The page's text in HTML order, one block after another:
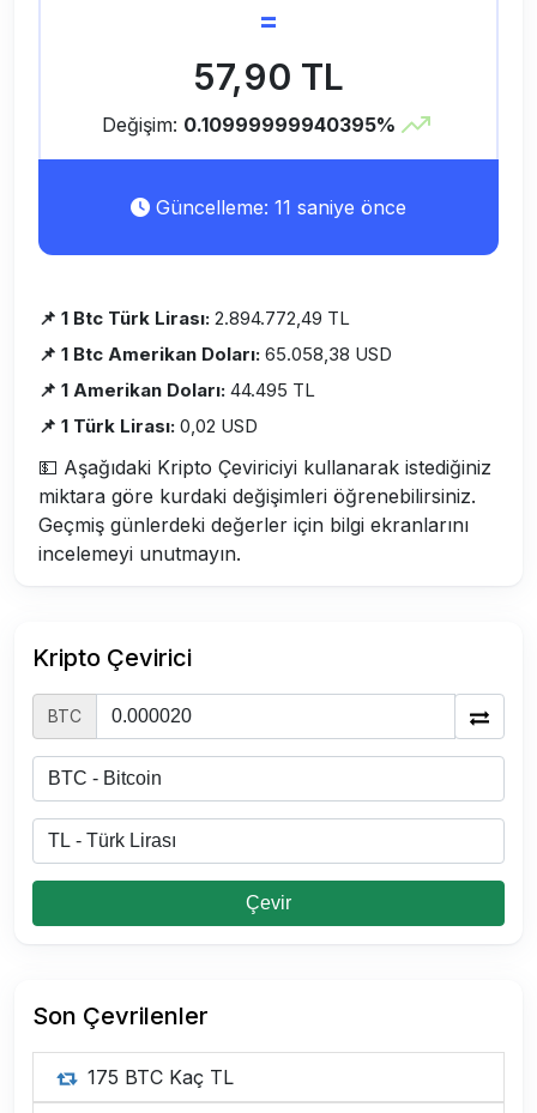
=
57,90 TL
Değişim: 0.10999999940395%
Güncelleme: 11 saniye önce
📌 1 Btc Türk Lirası: 2.894.772,49 TL
📌 1 Btc Amerikan Doları: 65.058,38 USD
📌 1 Amerikan Doları: 44.495 TL
📌 1 Türk Lirası: 0,02 USD
💵 Aşağıdaki Kripto Çeviriciyi kullanarak istediğiniz
miktara göre kurdaki değişimleri öğrenebilirsiniz.
Geçmiş günlerdeki değerler için bilgi ekranlarını
incelemeyi unutmayın.
Kripto Çevirici
BTC
Çevir
Son Çevrilenler
175 BTC Kaç TL